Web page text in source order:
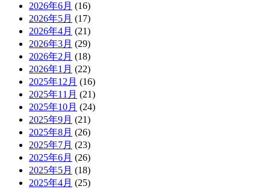
2026年6月 (16)
2026年5月 (17)
2026年4月 (21)
2026年3月 (29)
2026年2月 (18)
2026年1月 (22)
2025年12月 (16)
2025年11月 (21)
2025年10月 (24)
2025年9月 (21)
2025年8月 (26)
2025年7月 (23)
2025年6月 (26)
2025年5月 (18)
2025年4月 (25)